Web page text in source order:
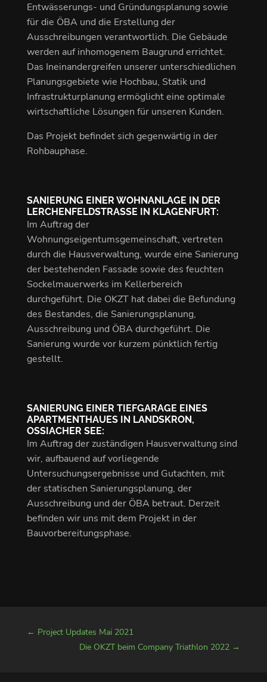
Entwässerungs- und Gründungsplanung sowie
für die ÖBA und die Erstellung der
Ausschreibungen verantwortlich. Die Gebäude
werden auf inhomogenem Baugrund errichtet.
Das Ineinandergreifen unserer unterschiedlichen
Planungsgebiete wie Hochbau, Statik und
Infrastrukturplanung ermöglicht eine optimale
wirtschaftliche Lösungen für unseren Kunden.
Das Projekt befindet sich gegenwärtig in der
Rohbauphase.
SANIERUNG EINER WOHNANLAGE IN DER
LERCHENFELDSTRASSE IN KLAGENFURT:
Im Auftrag der
Wohnungseigentumsgemeinschaft, vertreten
durch die Hausverwaltung, wurde eine Sanierung
der bestehenden Fassade sowie des feuchten
Sockelmauerwerks im Kellerbereich
durchgeführt. Die OKZT hat dabei die Befundung
des Bestandes, die Sanierungsplanung,
Ausschreibung und ÖBA durchgeführt. Die
Sanierung wurde vor kurzem pünktlich fertig
gestellt.
SANIERUNG EINER TIEFGARAGE EINES
APARTMENTHAUES IN LANDSKRON,
OSSIACHER SEE:
Im Auftrag der zuständigen Hausverwaltung sind
wir, aufbauend auf vorliegende
Untersuchungsergebnisse und Gutachten, mit
der statischen Sanierungsplanung, der
Ausschreibung und der ÖBA betraut. Derzeit
befinden wir uns mit dem Projekt in der
Bauvorbereitungsphase.
← Project Updates Mai 2021
Die OKZT beim Company Triathlon 2022 →